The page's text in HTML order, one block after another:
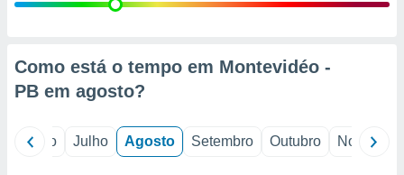
Como está o tempo em Montevidéo -
PB em agosto?
Junho Julho Agosto Setembro Outubro Novembro